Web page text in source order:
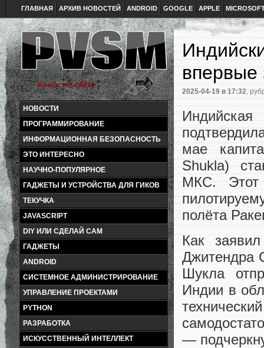
ГЛАВНАЯ АРХИВ НОВОСТЕЙ ANDROID GOOGLE APPLE
НОВОСТИ
ПРОГРАММИРОВАНИЕ
ИНФОРМАЦИОННАЯ БЕЗОПАСНОСТЬ
ЭТО ИНТЕРЕСНО
НАУЧНО-ПОПУЛЯРНОЕ
ГАДЖЕТЫ И УСТРОЙСТВА ДЛЯ ГИКОВ
ТЕКУЧКА
JAVASCRIPT
DIY ИЛИ СДЕЛАЙ САМ
ГАДЖЕТЫ
ANDROID
СИСТЕМНОЕ АДМИНИСТРИРОВАНИЕ
УПРАВЛЕНИЕ ПРОЕКТАМИ
PYTHON
РАЗРАБОТКА
ИСКУССТВЕННЫЙ ИНТЕЛЛЕКТ
впервые
2025-04-19 в 17:32,
Индийская
мае
Shukla)
МКС. Этот
полёта
Как
Джитендра
Шукла
Индии в
—